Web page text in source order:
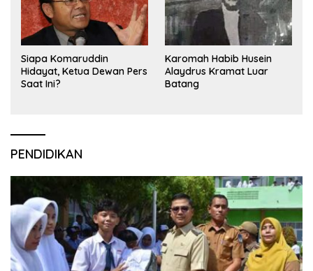
Siapa Komaruddin
Hidayat, Ketua Dewan Pers
Saat Ini?
Karomah Habib Husein
Alaydrus Kramat Luar
Batang
PENDIDIKAN